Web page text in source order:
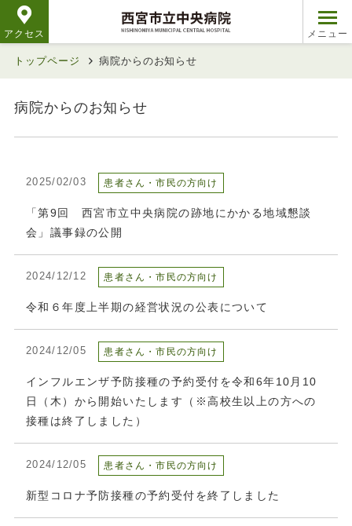
アクセス
トップページ 病院からのお知らせ
病院からのお知らせ
2025/02/03 患者さん・市民の方向け
「第9回 西宮市立中央病院の跡地にかかる地域懇談
会」議事録の公開
2024/12/12 患者さん・市民の方向け
令和６年度上半期の経営状況の公表について
2024/12/05 患者さん・市民の方向け
インフルエンザ予防接種の予約受付を令和6年10月10
日（木）から開始いたします（※高校生以上の方への
接種は終了しました）
2024/12/05 患者さん・市民の方向け
新型コロナ予防接種の予約受付を終了しました